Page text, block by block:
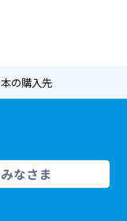
の購入先
なさま